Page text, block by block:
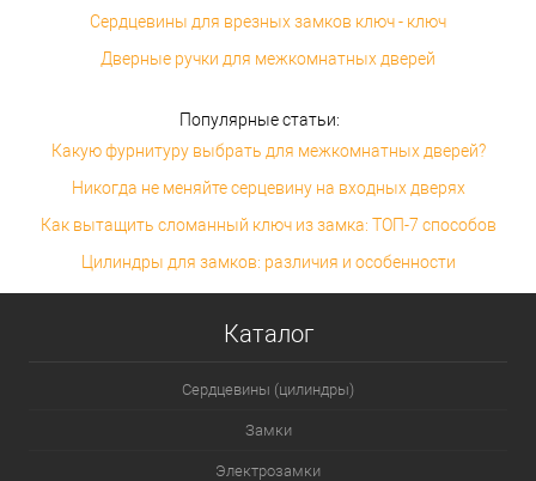
Сердцевины для врезных замков ключ - ключ
Дверные ручки для межкомнатных дверей
Популярные статьи:
Какую фурнитуру выбрать для межкомнатных дверей?
Никогда не меняйте серцевину на входных дверях
Как вытащить сломанный ключ из замка: ТОП-7 способов
Цилиндры для замков: различия и особенности
Каталог
Сердцевины (цилиндры)
Замки
Электрозамки